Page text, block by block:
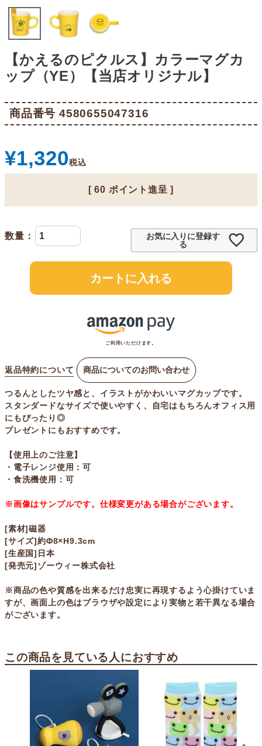
【かえるのピクルス】カラーマグカ
ップ（YE）【当店オリジナル】
商品番号 4580655047316
¥1,320税込
[ 60 ポイント進呈 ]
お気に入りに登録す
る
カートに入れる
ご利用いただけます。
返品特約について 商品についてのお問い合わせ
つるんとしたツヤ感と、イラストがかわいいマグカップです。
スタンダードなサイズで使いやすく、自宅はもちろんオフィス用
にもぴったり◎
プレゼントにもおすすめです。
【使用上のご注意】
・電子レンジ使用：可
・食洗機使用：可
※画像はサンプルです。仕様変更がある場合がございます。
[素材]磁器
[サイズ]約Φ8×H9.3cm
[生産国]日本
[発売元]ゾーウィー株式会社
※商品の色や質感を出来るだけ忠実に再現するよう心掛けていま
すが、画面上の色はブラウザや設定により実物と若干異なる場合
がございます。
この商品を見ている人におすすめ